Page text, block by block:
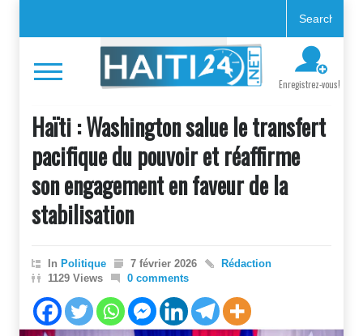
Enregistrez-vous!
Haïti : Washington salue le transfert
pacifique du pouvoir et réaffirme
son engagement en faveur de la
stabilisation
In Politique 7 février 2026
Rédaction
1129 Views
0 comments